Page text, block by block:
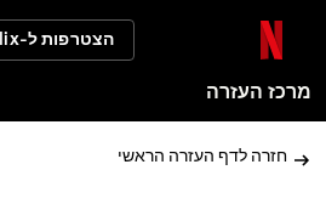
הצטרפות ל-Netflix
מרכז העזרה
חזרה לדף העזרה הראשי